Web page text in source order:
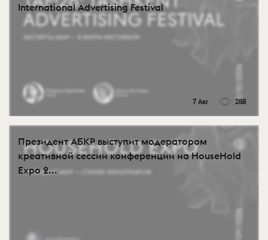
International Advertising Festival
7 Авг 288
Президент АБКР выступит модератором
креативной сессии конференции на HouseHold
Expo 2...